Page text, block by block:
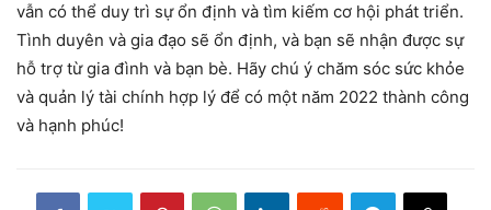
vẫn có thể duy trì sự ổn định và tìm kiếm cơ hội phát triển.
Tình duyên và gia đạo sẽ ổn định, và bạn sẽ nhận được sự
hỗ trợ từ gia đình và bạn bè. Hãy chú ý chăm sóc sức khỏe
và quản lý tài chính hợp lý để có một năm 2022 thành công
và hạnh phúc!